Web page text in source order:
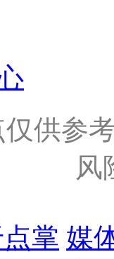
供参
风
掌 媒